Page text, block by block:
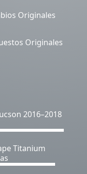
Originales
Originales
2016–2018
Titanium